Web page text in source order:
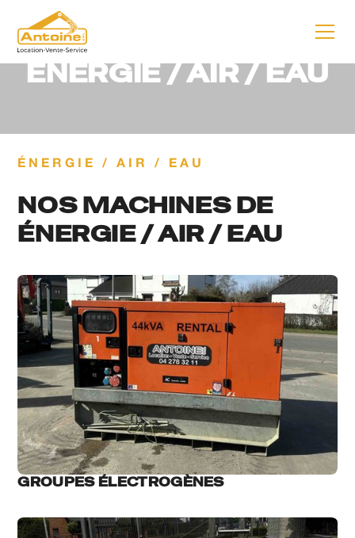
ÉNERGIE / AIR / EAU
ÉNERGIE / AIR / EAU
NOS MACHINES DE
ÉNERGIE / AIR / EAU
GROUPES ÉLECTROGÈNES